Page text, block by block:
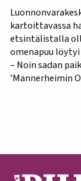
kartoittavassa
etsintälistalla
omenapuu
– Noin sadan
’Mannerheimin
vastaa
iloitsee tutkija